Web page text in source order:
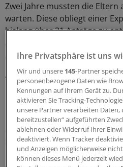
Zwei Jahre mussten die
warten. Diese obliegt einer
bislang über 31 Anträge zu
abgelehnt, 8 genehmigt und in
zusätzliche Informationen
ist ein großer
Vorsitzende der
Marcelo Palacios. Auch
Letizia ließen nach der
Leonor Stammzellen aus
Spezialfirma in den USA
schweren Krankheit parat zu
Ihre Privatsphäre ist uns
Wir und unsere 145-Partner
personenbezogene Daten wie
Kennungen auf Ihrem Gerät zu.
aktivieren Sie Tracking-
unsere Partner verarbeiten Daten,
bereitzustellen“ aufgeführten
ablehnen oder Widerruf Ihrer
deaktiviert. Wenn Tracker
und Anzeigen möglicherweise
können dieses Menü jederzeit